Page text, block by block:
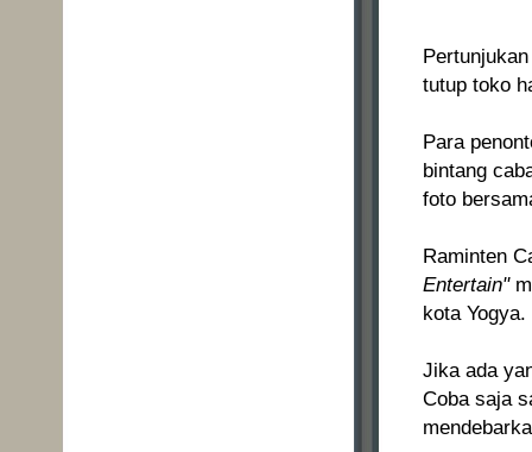
tutup toko
Para
bintang
foto
Raminten
Entertain"
kota Yogya.
Jika ada
Coba saja